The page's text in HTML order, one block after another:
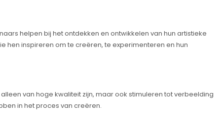
helpen bij het ontdekken en ontwikkelen van hun artistieke
hen inspireren om te creëren, te experimenteren en hun
van hoge kwaliteit zijn, maar ook stimuleren tot verbeelding
in het proces van creëren.